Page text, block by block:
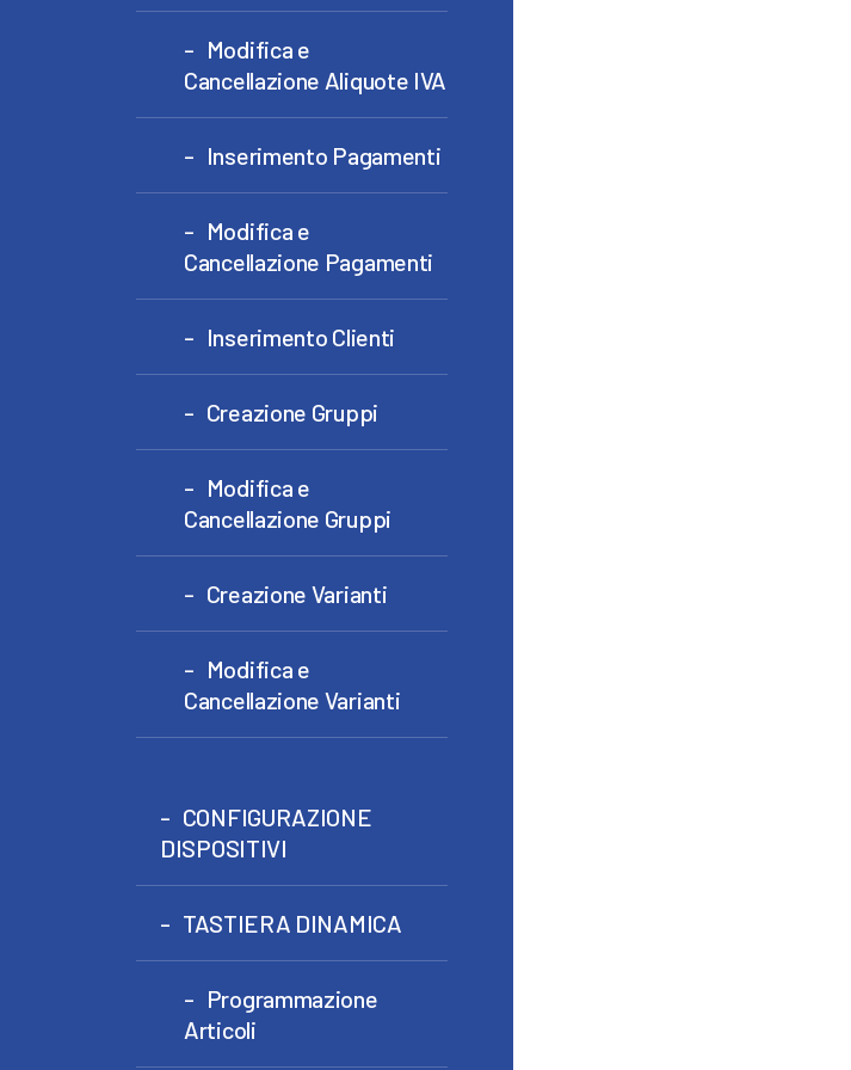
Modifica e
Cancellazione Aliquote IVA
Inserimento Pagamenti
Modifica e
Cancellazione Pagamenti
Inserimento Clienti
Creazione Gruppi
Modifica e
Cancellazione Gruppi
Creazione Varianti
Modifica e
Cancellazione Varianti
CONFIGURAZIONE
DISPOSITIVI
TASTIERA DINAMICA
Programmazione
Articoli